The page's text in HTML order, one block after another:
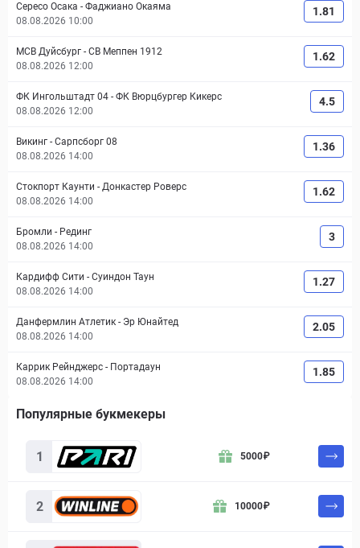
Сересо Осака - Фаджиано Окаяма
08.08.2026 10:00
1.81
МСВ Дуйсбург - СВ Меппен 1912
08.08.2026 12:00
1.62
ФК Ингольштадт 04 - ФК Вюрцбургер Кикерс
08.08.2026 12:00
4.5
Викинг - Сарпсборг 08
08.08.2026 14:00
1.36
Стокпорт Каунти - Донкастер Роверс
08.08.2026 14:00
1.62
Бромли - Рединг
08.08.2026 14:00
3
Кардифф Сити - Суиндон Таун
08.08.2026 14:00
1.27
Данфермлин Атлетик - Эр Юнайтед
08.08.2026 14:00
2.05
Каррик Рейнджерс - Портадаун
08.08.2026 14:00
1.85
Популярные букмекеры
1 5000₽
2 10000₽